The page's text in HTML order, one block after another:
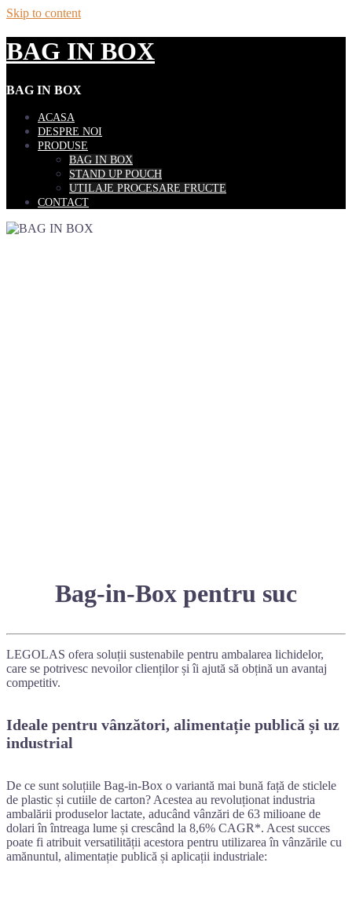
Skip to content
BAG IN BOX
BAG IN BOX
ACASA
DESPRE NOI
PRODUSE
BAG IN BOX
STAND UP POUCH
UTILAJE PROCESARE FRUCTE
CONTACT
Bag-in-Box pentru suc
LEGOLAS ofera soluții sustenabile pentru ambalarea lichidelor,
care se potrivesc nevoilor clienților și îi ajută să obțină un avantaj
competitiv.
Ideale pentru vânzători, alimentație publică și uz
industrial
De ce sunt soluțiile Bag-in-Box o variantă mai bună față de sticlele
de plastic și cutiile de carton? Acestea au revoluționat industria
ambalării produselor lactate, aducând vânzări de 63 milioane de
dolari în întreaga lume și crescând la 8,6% CAGR*. Acest succes
poate fi atribuit versatilității acestora pentru utilizarea în vânzările cu
amănuntul, alimentație publică și aplicații industriale: